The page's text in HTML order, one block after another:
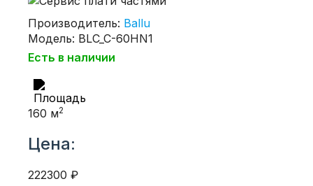
Производитель: Ballu
Модель: BLC_C-60HN1
Есть в наличии
160 м2
Цена:
222300 ₽